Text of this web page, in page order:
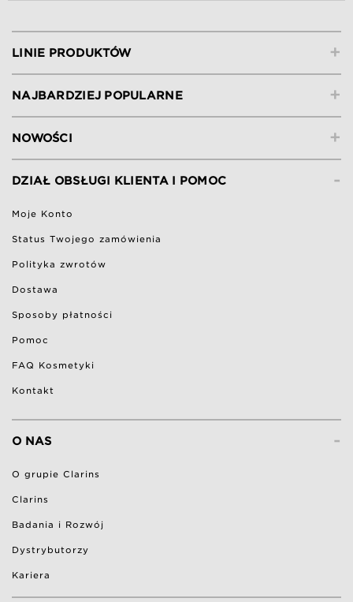
+
LINIE PRODUKTÓW
+
NAJBARDZIEJ POPULARNE
+
NOWOŚCI
-
DZIAŁ OBSŁUGI KLIENTA I POMOC
Moje Konto
Status Twojego zamówienia
Polityka zwrotów
Dostawa
Sposoby płatności
Pomoc
FAQ Kosmetyki
Kontakt
-
O NAS
O grupie Clarins
Clarins
Badania i Rozwój
Dystrybutorzy
Kariera